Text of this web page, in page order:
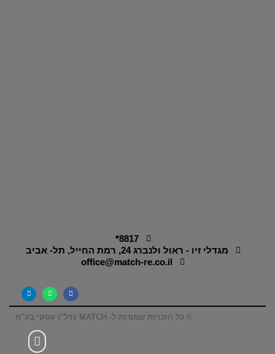
8817*
מגדלי זיו - ראול ולנברג 24, רמת החייל, תל- אביב
office@match-re.co.il
© כל הזכויות שמורות ל- MATCH נדל"ן עסקי בע"מ